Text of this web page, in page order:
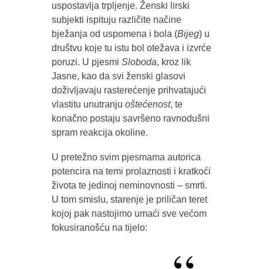
uspostavlja trpljenje. Ženski lirski
subjekti ispituju različite načine
bježanja od uspomena i bola (Bijeg) u
društvu koje tu istu bol otežava i izvrće
poruzi. U pjesmi Sloboda, kroz lik
Jasne, kao da svi ženski glasovi
doživljavaju rasterećenje prihvatajući
vlastitu unutranju oštećenost, te
konačno postaju savršeno ravnodušni
spram reakcija okoline.
U pretežno svim pjesmama autorica
potencira na temi prolaznosti i kratkoći
života te jedinoj neminovnosti – smrti.
U tom smislu, starenje je priličan teret
kojoj pak nastojimo umaći sve većom
fokusiranošću na tijelo: